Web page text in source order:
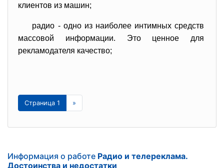
клиентов из машин;
радио - одно из наиболее интимных средств
массовой информации. Это ценное для
рекламодателя качество;
Страница 1 »
Информация о работе Радио и телереклама.
Достоинства и недостатки